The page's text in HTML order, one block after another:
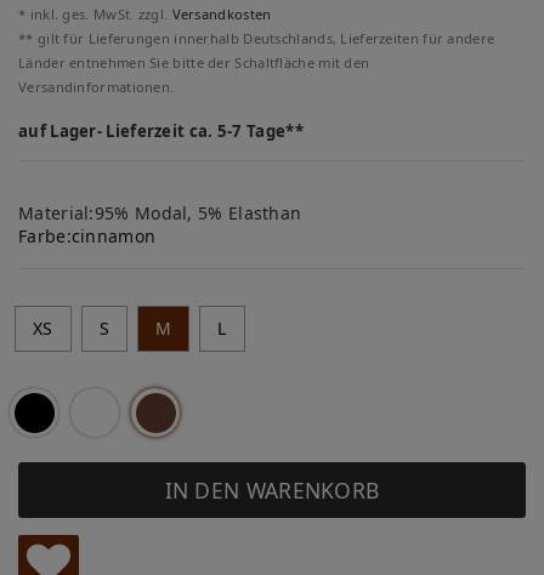
* inkl. ges. MwSt. zzgl. Versandkosten
** gilt für Lieferungen innerhalb Deutschlands, Lieferzeiten für andere
Länder entnehmen Sie bitte der Schaltfläche mit den
Versandinformationen.
auf Lager- Lieferzeit ca. 5-7 Tage**
Material:95% Modal, 5% Elasthan
Farbe:cinnamon
XS S M L
IN DEN WARENKORB